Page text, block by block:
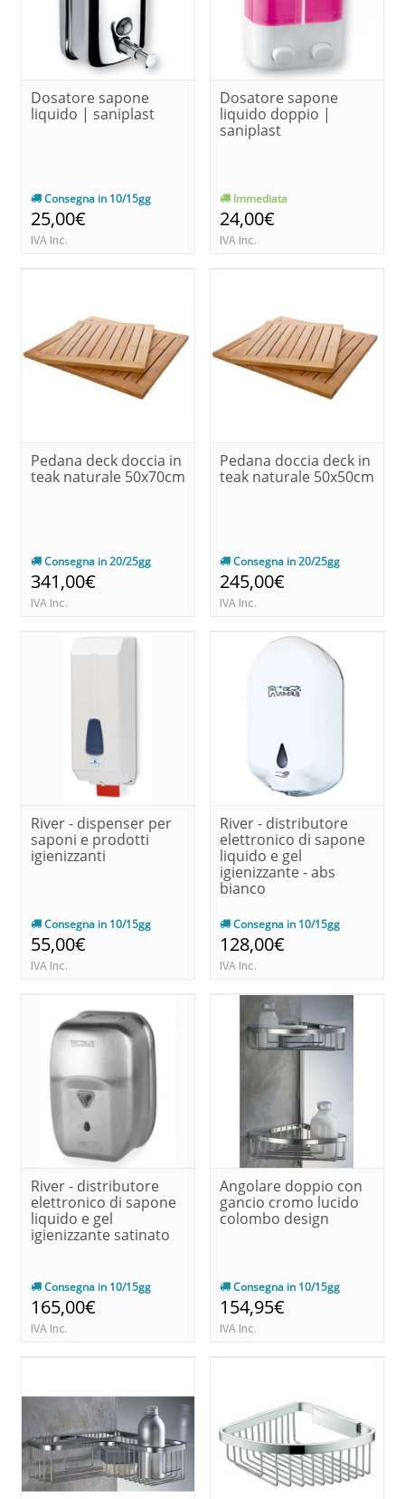
Dosatore sapone
liquido | saniplast
Consegna in 10/15gg
25,00€
IVA Inc.
Dosatore sapone
liquido doppio |
saniplast
Immediata
24,00€
IVA Inc.
Pedana deck doccia in
teak naturale 50x70cm
Consegna in 20/25gg
341,00€
IVA Inc.
Pedana doccia deck in
teak naturale 50x50cm
Consegna in 20/25gg
245,00€
IVA Inc.
River - dispenser per
saponi e prodotti
igienizzanti
Consegna in 10/15gg
55,00€
IVA Inc.
River - distributore
elettronico di sapone
liquido e gel
igienizzante - abs
bianco
Consegna in 10/15gg
128,00€
IVA Inc.
River - distributore
elettronico di sapone
liquido e gel
igienizzante satinato
Consegna in 10/15gg
165,00€
IVA Inc.
Angolare doppio con
gancio cromo lucido
colombo design
Consegna in 10/15gg
154,95€
IVA Inc.